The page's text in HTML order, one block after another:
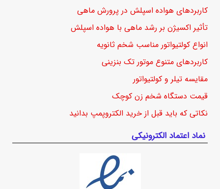
کاربردهای هواده اسپلش در پرورش ماهی
تأثیر اکسیژن بر رشد ماهی با هواده اسپلش
انواع کولتیواتور مناسب شخم ثانویه
کاربردهای متنوع موتور تک بنزینی
مقایسه تیلر و کولتیواتور
قیمت دستگاه شخم زن کوچک
نکاتی که باید قبل از خرید الکتروپمپ بدانید
نماد اعتماد الکترونیکی